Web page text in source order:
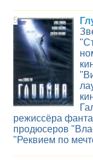
5
режиссёра
продюсеров
"Реквием по